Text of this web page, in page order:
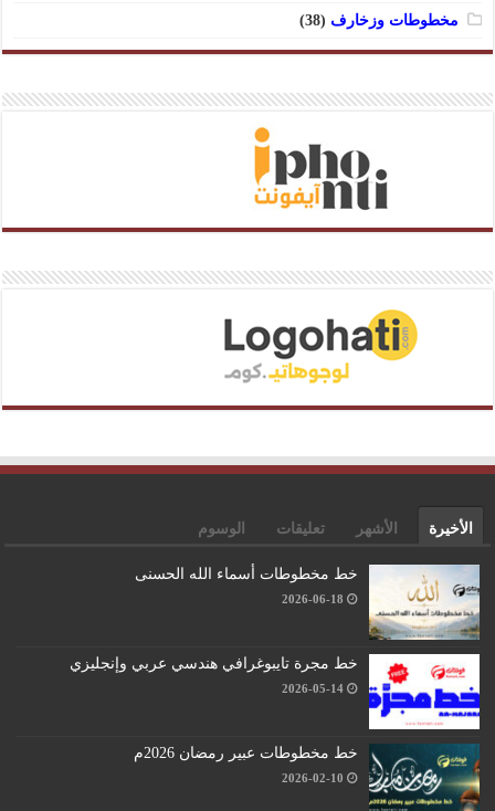
مخطوطات وزخارف (38)
الأخيرة الأشهر تعليقات الوسوم
خط مخطوطات أسماء الله الحسنى
2026-06-18
خط مجرة تايبوغرافي هندسي عربي وإنجليزي
2026-05-14
خط مخطوطات عبير رمضان 2026م
2026-02-10